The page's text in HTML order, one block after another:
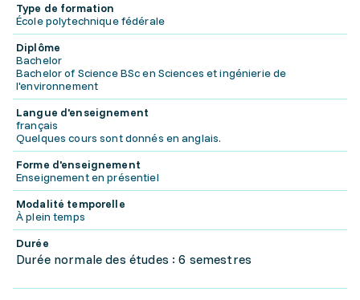
Type de formation
École polytechnique fédérale
Diplôme
Bachelor
Bachelor of Science BSc en Sciences et ingénierie de
l'environnement
Langue d'enseignement
français
Quelques cours sont donnés en anglais.
Forme d'enseignement
Enseignement en présentiel
Modalité temporelle
À plein temps
Durée
Durée normale des études : 6 semestres